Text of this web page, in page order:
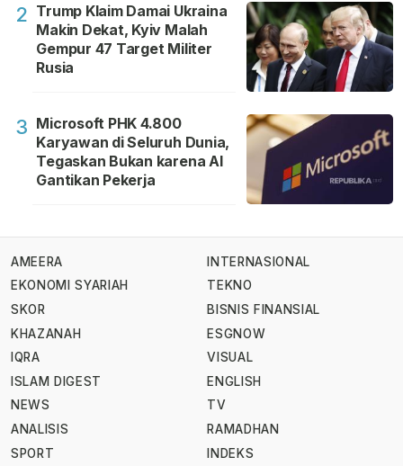
2 Trump Klaim Damai Ukraina
Makin Dekat, Kyiv Malah
Gempur 47 Target Militer
Rusia
3 Microsoft PHK 4.800
Karyawan di Seluruh Dunia,
Tegaskan Bukan karena AI
Gantikan Pekerja
AMEERA
EKONOMI SYARIAH
SKOR
KHAZANAH
IQRA
ISLAM DIGEST
NEWS
ANALISIS
SPORT
INTERNASIONAL
TEKNO
BISNIS FINANSIAL
ESGNOW
VISUAL
ENGLISH
TV
RAMADHAN
INDEKS